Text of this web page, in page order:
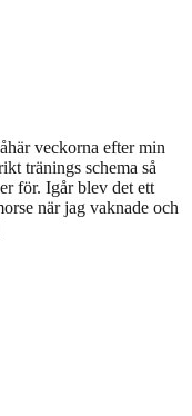
veckorna efter min
tränings schema så
för. Igår blev det ett
när jag vaknade och